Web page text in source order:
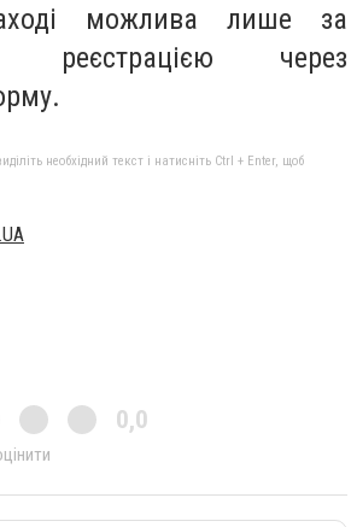
можлива лише за
реєстрацією через
необхідний текст і натисніть Ctrl + Enter, щоб
0,0